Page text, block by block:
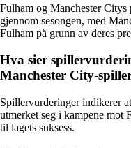
Fulham og Manchester Citys
gjennom sesongen, med
Fulham på grunn av deres
Hva sier
Manchester City-
Spillervurderinger indikerer
utmerket seg i kampene mot
til lagets suksess.